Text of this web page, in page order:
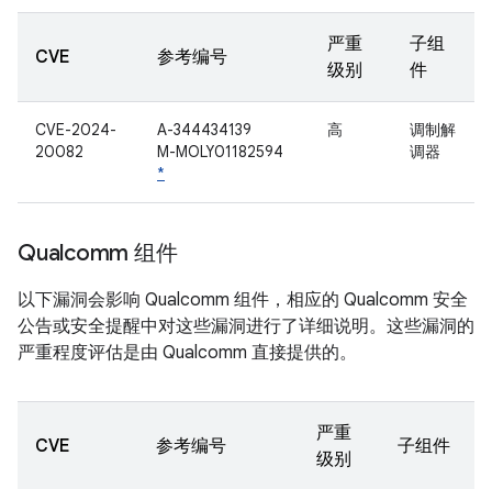
CVE 参考编号
严重
级别
子组
件
CVE-2024-
20082
A-344434139
M-MOLY01182594
*
高
调制解
调器
Qualcomm 组件
以下漏洞会影响 Qualcomm 组件，相应的 Qualcomm 安全
公告或安全提醒中对这些漏洞进行了详细说明。这些漏洞的
严重程度评估是由 Qualcomm 直接提供的。
CVE 参考编号
严重
级别
子组件